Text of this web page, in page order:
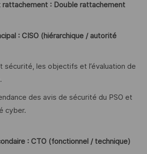
rattachement : Double rattachement
: CISO (hiérarchique / autorité
sécurité, les objectifs et l’évaluation de
des avis de sécurité du PSO et
cyber.
: CTO (fonctionnel / technique)